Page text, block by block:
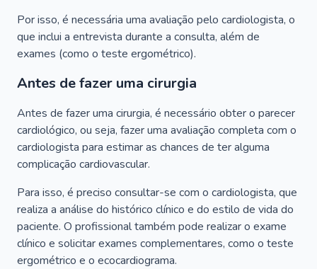
Por isso, é necessária uma avaliação pelo cardiologista, o
que inclui a entrevista durante a consulta, além de
exames (como o teste ergométrico).
Antes de fazer uma cirurgia
Antes de fazer uma cirurgia, é necessário obter o parecer
cardiológico, ou seja, fazer uma avaliação completa com o
cardiologista para estimar as chances de ter alguma
complicação cardiovascular.
Para isso, é preciso consultar-se com o cardiologista, que
realiza a análise do histórico clínico e do estilo de vida do
paciente. O profissional também pode realizar o exame
clínico e solicitar exames complementares, como o teste
ergométrico e o ecocardiograma.